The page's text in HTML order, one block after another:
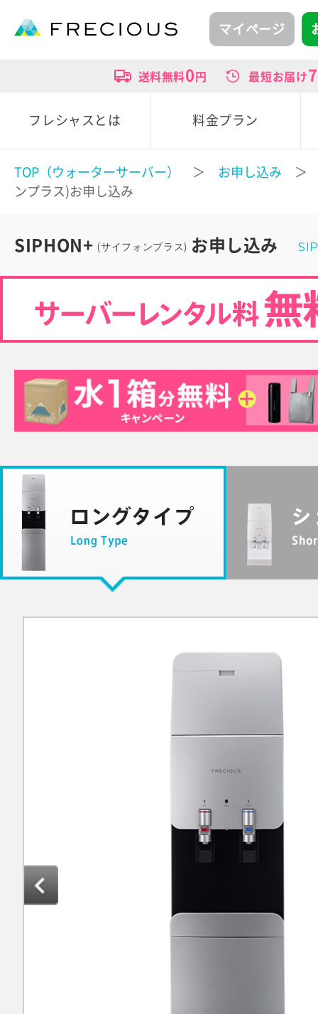
マイページ
送料無料0 円 最短お届け7
フレシャスとは 料金プラン
TOP（ウォーターサーバー） ＞ お申し込み ＞
ンプラス)お申し込み
SIPHON+ (サイフォンプラス) お申し込み